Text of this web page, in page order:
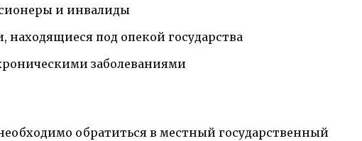
и инвалиды
находящиеся под опекой государства
заболеваниями
обратиться в местный государственный